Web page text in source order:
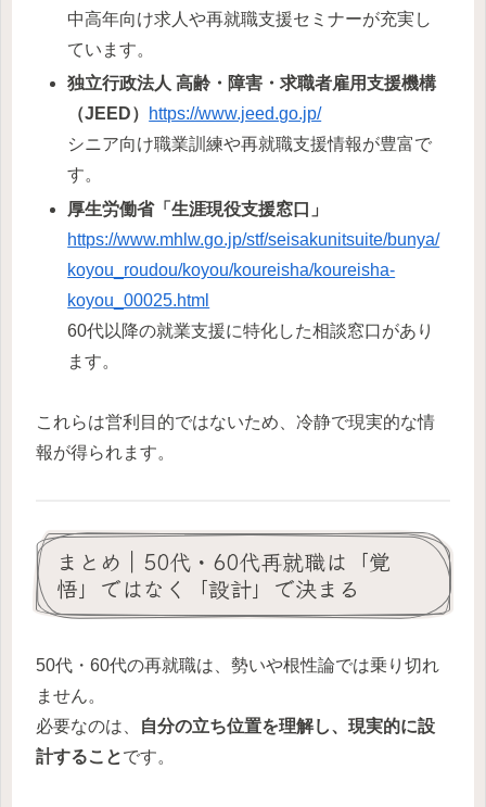
中高年向け求人や再就職支援セミナーが充実し
ています。
独立行政法人 高齢・障害・求職者雇用支援機構
（JEED）
https://www.jeed.go.jp/
シニア向け職業訓練や再就職支援情報が豊富で
す。
厚生労働省「生涯現役支援窓口」
https://www.mhlw.go.jp/stf/seisakunitsuite/bunya/
koyou_roudou/koyou/koureisha/koureisha-
koyou_00025.html
60代以降の就業支援に特化した相談窓口があり
ます。
これらは営利目的ではないため、冷静で現実的な情
報が得られます。
まとめ｜50代・60代再就職は「覚
悟」ではなく「設計」で決まる
50代・60代の再就職は、勢いや根性論では乗り切れ
ません。
必要なのは、
自分の立ち位置を理解し、現実的に設
計することです。